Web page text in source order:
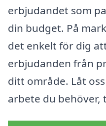
erbjudandet som
din budget. På
det enkelt för dig
erbjudanden från
ditt område. Låt
arbete du behöver,